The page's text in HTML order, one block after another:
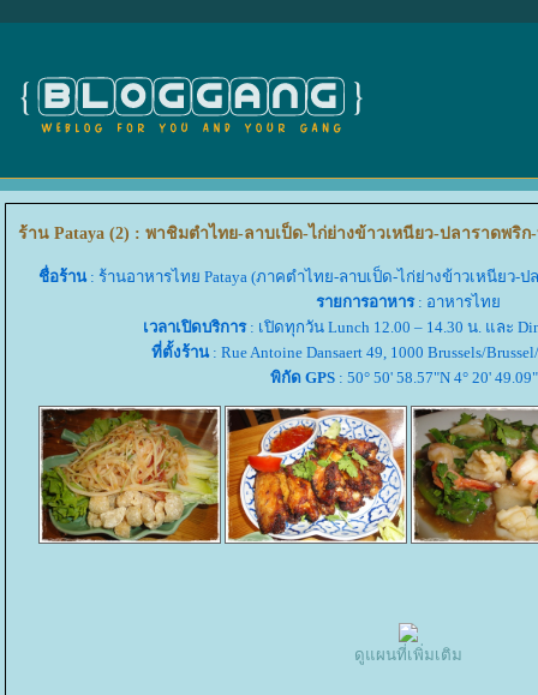
ร้าน Pataya (2) : พาชิมตำไทย-ลาบเป็ด-ไก่ย่างข้าวเหนียว-ปลาราดพริ
ชื่อร้าน: ร้านอาหารไทย Pataya (ภาคตำไทย-ลาบเป็ด-ไก่ย่างข้าวเหนียว-
รายการอาหาร: อาหารไท
เวลาเปิดบริการ: เปิดทุกวัน Lunch 12.00 – 14.30 น. และ
ที่ตั้งร้าน: Rue Antoine Dansaert 49, 1000 Brussels/
พิกัด GPS: 50° 50' 58.57"N 4° 20'
ดูแผนที่เพิ่มเติม